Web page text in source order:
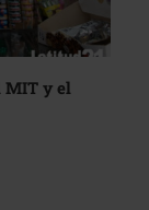
MIT y el